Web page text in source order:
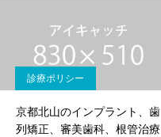
診療ポリシー
京都北山のインプラント、歯
列矯正、審美歯科、根管治療